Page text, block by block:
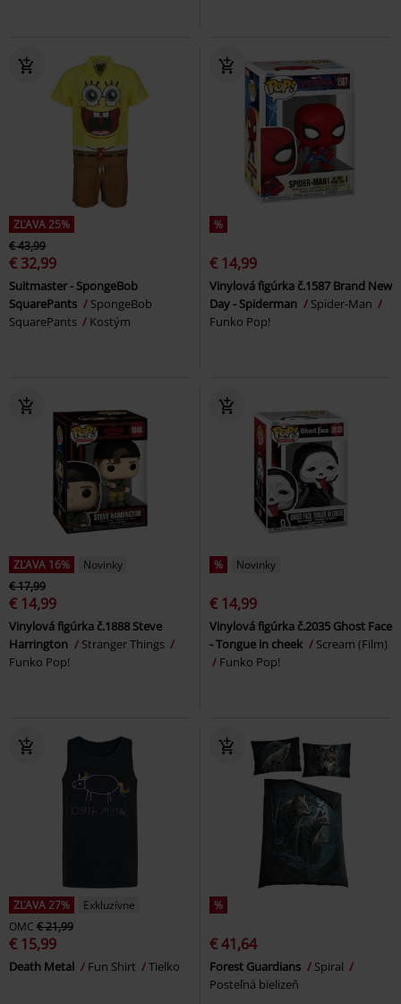
ZĽAVA 25%
€ 43,99
€ 32,99
Suitmaster - SpongeBob
SquarePants
SpongeBob
SquarePants
Kostým
%
€ 14,99
Vinylová figúrka č.1587 Brand New
Day - Spiderman
Spider-Man
Funko Pop!
ZĽAVA 16%
Novinky
€ 17,99
€ 14,99
Vinylová figúrka č.1888 Steve
Harrington
Stranger Things
Funko Pop!
% Novinky
€ 14,99
Vinylová figúrka č.2035 Ghost Face
- Tongue in cheek
Scream (Film)
Funko Pop!
ZĽAVA 27%
Exkluzívne
OMC € 21,99
€ 15,99
Death Metal Fun Shirt Tielko
%
€ 41,64
Forest Guardians
Spiral
Posteľná bielizeň